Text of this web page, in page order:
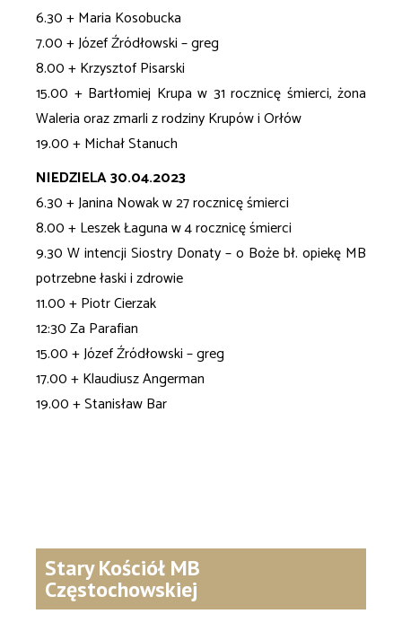
6.30 + Maria Kosobucka
7.00 + Józef Źródłowski – greg
8.00 + Krzysztof Pisarski
15.00 + Bartłomiej Krupa w 31 rocznicę śmierci, żona
Waleria oraz zmarli z rodziny Krupów i Orłów
19.00 + Michał Stanuch
NIEDZIELA 30.04.2023
6.30 + Janina Nowak w 27 rocznicę śmierci
8.00 + Leszek Łaguna w 4 rocznicę śmierci
9.30 W intencji Siostry Donaty – o Boże bł. opiekę MB
potrzebne łaski i zdrowie
11.00 + Piotr Cierzak
12:30 Za Parafian
15.00 + Józef Źródłowski – greg
17.00 + Klaudiusz Angerman
19.00 + Stanisław Bar
Stary Kościół MB
Częstochowskiej